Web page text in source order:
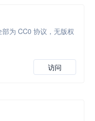
为 CC0 协议，无版权
访问